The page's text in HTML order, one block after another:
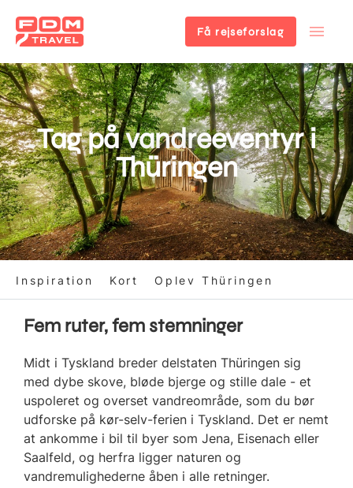
Gå
til
hovedindhold
Få rejseforslag
Tag på vandreeventyr i
Thüringen
Inspiration Kort Oplev Thüringen
Fem ruter, fem stemninger
Midt i Tyskland breder delstaten Thüringen sig
med dybe skove, bløde bjerge og stille dale - et
uspoleret og overset vandreområde, som du bør
udforske på kør-selv-ferien i Tyskland. Det er nemt
at ankomme i bil til byer som Jena, Eisenach eller
Saalfeld, og herfra ligger naturen og
vandremulighederne åben i alle retninger.